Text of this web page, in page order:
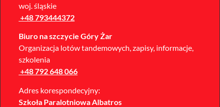
woj. śląskie
+48 793444372
Biuro na szczycie Góry Żar
Organizacja lotów tandemowych, zapisy, informacje,
szkolenia
+48 792 648 066
Adres korespondecyjny:
Szkoła Paralotniowa Albatros